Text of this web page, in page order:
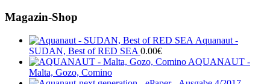
Magazin-Shop
Aquanaut -
SUDAN, Best of RED SEA 0.00€
AQUANAUT -
Malta, Gozo, Comino